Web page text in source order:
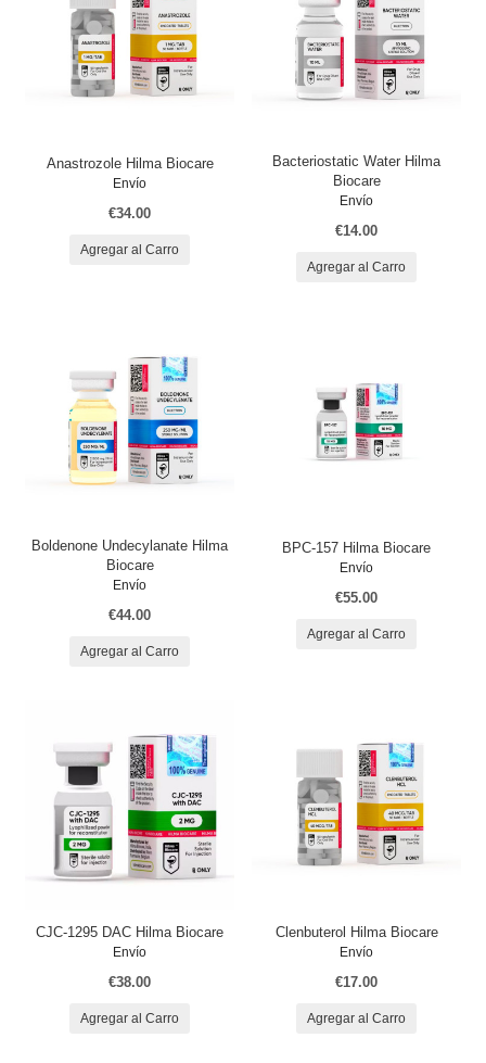
Anastrozole Hilma Biocare
Envío
€34.00
Agregar al Carro
Bacteriostatic Water Hilma
Biocare
Envío
€14.00
Agregar al Carro
Boldenone Undecylanate Hilma
Biocare
Envío
€44.00
Agregar al Carro
BPC-157 Hilma Biocare
Envío
€55.00
Agregar al Carro
CJC-1295 DAC Hilma Biocare
Envío
€38.00
Agregar al Carro
Clenbuterol Hilma Biocare
Envío
€17.00
Agregar al Carro